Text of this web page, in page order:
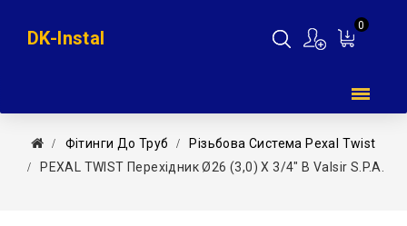
0
DK-Instal
Фітинги До Труб
Різьбова Система Pexal Twist
PEXAL TWIST Перехідник Ø26 (3,0) Х 3/4″ В Valsir S.p.A.